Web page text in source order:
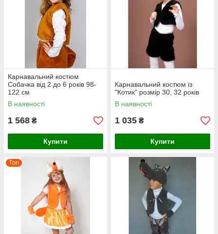
Карнавальний костюм
Собачка від 2 до 6 років 98-
122 см
В наявності
1 568 ₴
Купити
Карнавальний костюм із
"Котик" розмір 30, 32 років
В наявності
1 035 ₴
Купити
Топ